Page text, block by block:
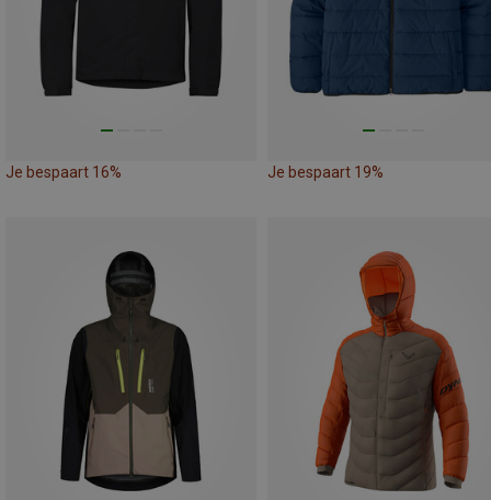
Je bespaart 16% Je bespaart 19%